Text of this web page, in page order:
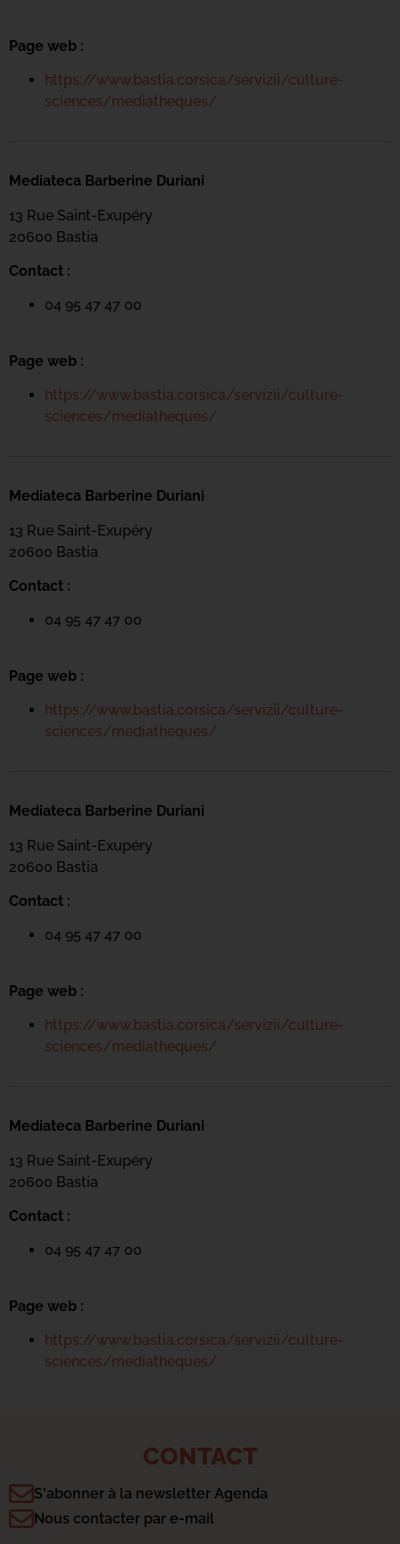
Confidentialité
Ce site utilise des cookies permettant d'améliorer le fonctionnement
grâce aux statistiques de navigation. Si vous cliquez sur « Accepter
Page web :
https://www.bastia.corsica/servizii/culture-
sciences/mediatheques/
Mediateca Barberine Duriani
13 Rue Saint-Exupéry
20600 Bastia
Contact :
04 95 47 47 00
Page web :
https://www.bastia.corsica/servizii/culture-
sciences/mediatheques/
Mediateca Barberine Duriani
13 Rue Saint-Exupéry
20600 Bastia
Contact :
04 95 47 47 00
Page web :
https://www.bastia.corsica/servizii/culture-
sciences/mediatheques/
Mediateca Barberine Duriani
13 Rue Saint-Exupéry
20600 Bastia
Contact :
04 95 47 47 00
Page web :
https://www.bastia.corsica/servizii/culture-
sciences/mediatheques/
Mediateca Barberine Duriani
13 Rue Saint-Exupéry
20600 Bastia
Contact :
04 95 47 47 00
Page web :
https://www.bastia.corsica/servizii/culture-
sciences/mediatheques/
CONTACT
S'abonner à la newsletter Agenda
Nous contacter par e-mail